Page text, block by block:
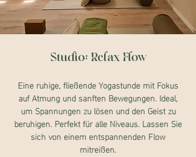
Studio: Relax Flow
Eine ruhige, fließende Yogastunde mit Fokus
auf Atmung und sanften Bewegungen. Ideal,
um Spannungen zu lösen und den Geist zu
beruhigen. Perfekt für alle Niveaus. Lassen Sie
sich von einem entspannenden Flow
mitreißen.